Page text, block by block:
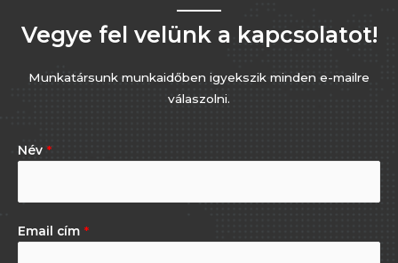
Vegye fel velünk a kapcsolatot!
Munkatársunk munkaidőben igyekszik minden e-mailre
válaszolni.
Név *
Email cím *